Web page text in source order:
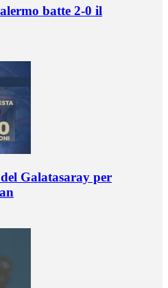
batte 2-0 il
Galatasaray per